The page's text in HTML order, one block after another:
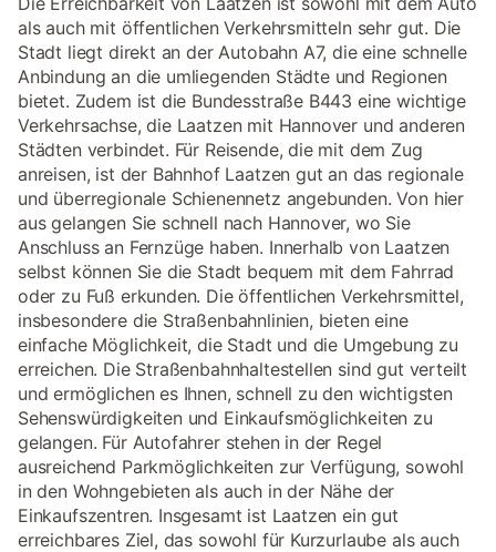
als auch mit öffentlichen Verkehrsmitteln sehr gut. Die
Stadt liegt direkt an der Autobahn A7, die eine schnelle
Anbindung an die umliegenden Städte und Regionen
bietet. Zudem ist die Bundesstraße B443 eine wichtige
Verkehrsachse, die Laatzen mit Hannover und anderen
Städten verbindet. Für Reisende, die mit dem Zug
anreisen, ist der Bahnhof Laatzen gut an das regionale
und überregionale Schienennetz angebunden. Von hier
aus gelangen Sie schnell nach Hannover, wo Sie
Anschluss an Fernzüge haben. Innerhalb von Laatzen
selbst können Sie die Stadt bequem mit dem Fahrrad
oder zu Fuß erkunden. Die öffentlichen Verkehrsmittel,
insbesondere die Straßenbahnlinien, bieten eine
einfache Möglichkeit, die Stadt und die Umgebung zu
erreichen. Die Straßenbahnhaltestellen sind gut verteilt
und ermöglichen es Ihnen, schnell zu den wichtigsten
Sehenswürdigkeiten und Einkaufsmöglichkeiten zu
gelangen. Für Autofahrer stehen in der Regel
ausreichend Parkmöglichkeiten zur Verfügung, sowohl
in den Wohngebieten als auch in der Nähe der
Einkaufszentren. Insgesamt ist Laatzen ein gut
erreichbares Ziel, das sowohl für Kurzurlaube als auch